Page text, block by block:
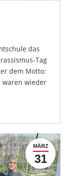
das
Tag
dem Motto:
waren wieder
MÄRZ
31